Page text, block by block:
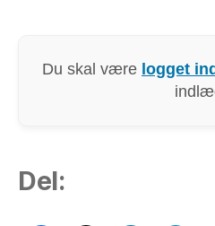
Du skal være logget
Del: